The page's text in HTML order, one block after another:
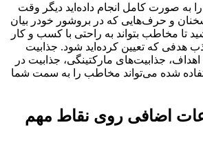
را به صورت کامل انجام داده‌اید دیگر وقت
و حرف‌هایی که در بروشور خودر بیان
تا مخاطب بتواند به راحتی با کسب و کار
هدفی که تعیین کرده‌اید شود. جذابیت
جذابیت‌های مارکتینگی، جذابیت در
شده می‌تواند مخاطب را به سمت شما
اضافی روی نقاط مهم